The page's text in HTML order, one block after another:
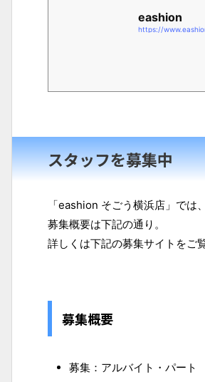
eashion
https://
スタッフを募集中
「eashion そごう横浜店」では
募集概要は下記の通り。
詳しくは下記の募集サイトをご
募集概要
募集：アルバイト・パート